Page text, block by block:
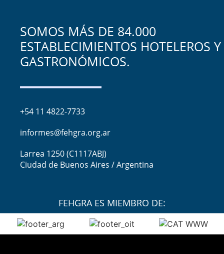
SOMOS MÁS DE 84.000
ESTABLECIMIENTOS HOTELEROS Y
GASTRONÓMICOS.
+54 11 4822-7733
informes@fehgra.org.ar
Larrea 1250 (C1117ABJ)
Ciudad de Buenos Aires / Argentina
FEHGRA ES MIEMBRO DE: